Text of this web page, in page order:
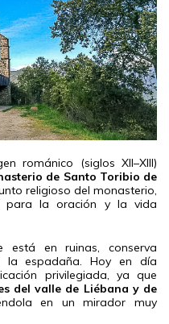
románico (siglos XII–XIII)
de Santo Toribio de
religioso del monasterio,
para la oración y la vida
en ruinas, conserva
la espadaña. Hoy en día
privilegiada, ya que
del valle de Liébana y de
en un mirador muy